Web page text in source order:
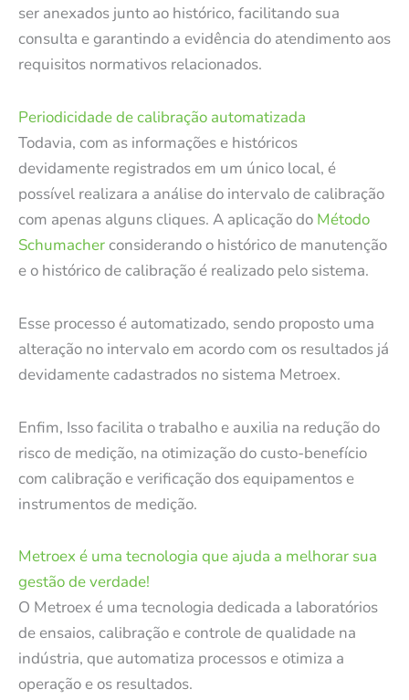
ser anexados junto ao histórico, facilitando sua
consulta e garantindo a evidência do atendimento aos
requisitos normativos relacionados.
Periodicidade de calibração automatizada
Todavia, com as informações e históricos
devidamente registrados em um único local, é
possível realizara a análise do intervalo de calibração
com apenas alguns cliques. A aplicação do Método
Schumacherconsiderando o histórico de manutenção
e o histórico de calibração é realizado pelo sistema.
Esse processo é automatizado, sendo proposto uma
alteração no intervalo em acordo com os resultados já
devidamente cadastrados no sistema Metroex.
Enfim, Isso facilita o trabalho e auxilia na redução do
risco de medição, na otimização do custo-benefício
com calibração e verificação dos equipamentos e
instrumentos de medição.
Metroex é uma tecnologia que ajuda a melhorar sua
gestão de verdade!
O Metroex é uma tecnologia dedicada a laboratórios
de ensaios, calibração e controle de qualidade na
indústria, que automatiza processos e otimiza a
operação e os resultados.